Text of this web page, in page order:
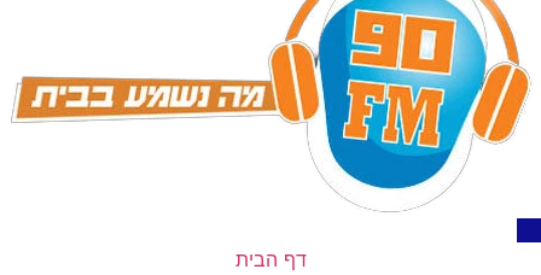
דף הבית